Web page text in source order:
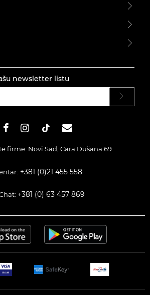
newsletter listu
firme: Novi Sad, Cara Dušana 69
+381 (0)21 455 558
+381 (0) 63 457 869